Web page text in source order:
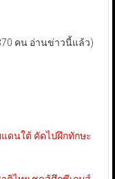
คน อ่านข่าวนี้แล้ว)
ดนใต้ คัดไปฝึกทักษะ